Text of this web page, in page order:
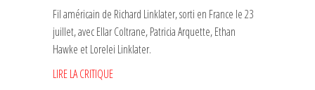
Fil américain de Richard Linklater, sorti en France le 23
juillet, avec Ellar Coltrane, Patricia Arquette, Ethan
Hawke et Lorelei Linklater.
LIRE LA CRITIQUE